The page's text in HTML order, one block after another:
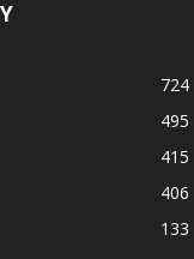
724
495
415
406
133